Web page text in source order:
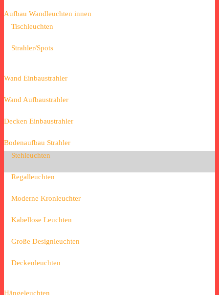
Aufbau Wandleuchten innen
Tischleuchten
Strahler/Spots
Wand Einbaustrahler
Wand Aufbaustrahler
Decken Einbaustrahler
Bodenaufbau Strahler
Stehleuchten
Regalleuchten
Moderne Kronleuchter
Kabellose Leuchten
Große Designleuchten
Deckenleuchten
Hängeleuchten